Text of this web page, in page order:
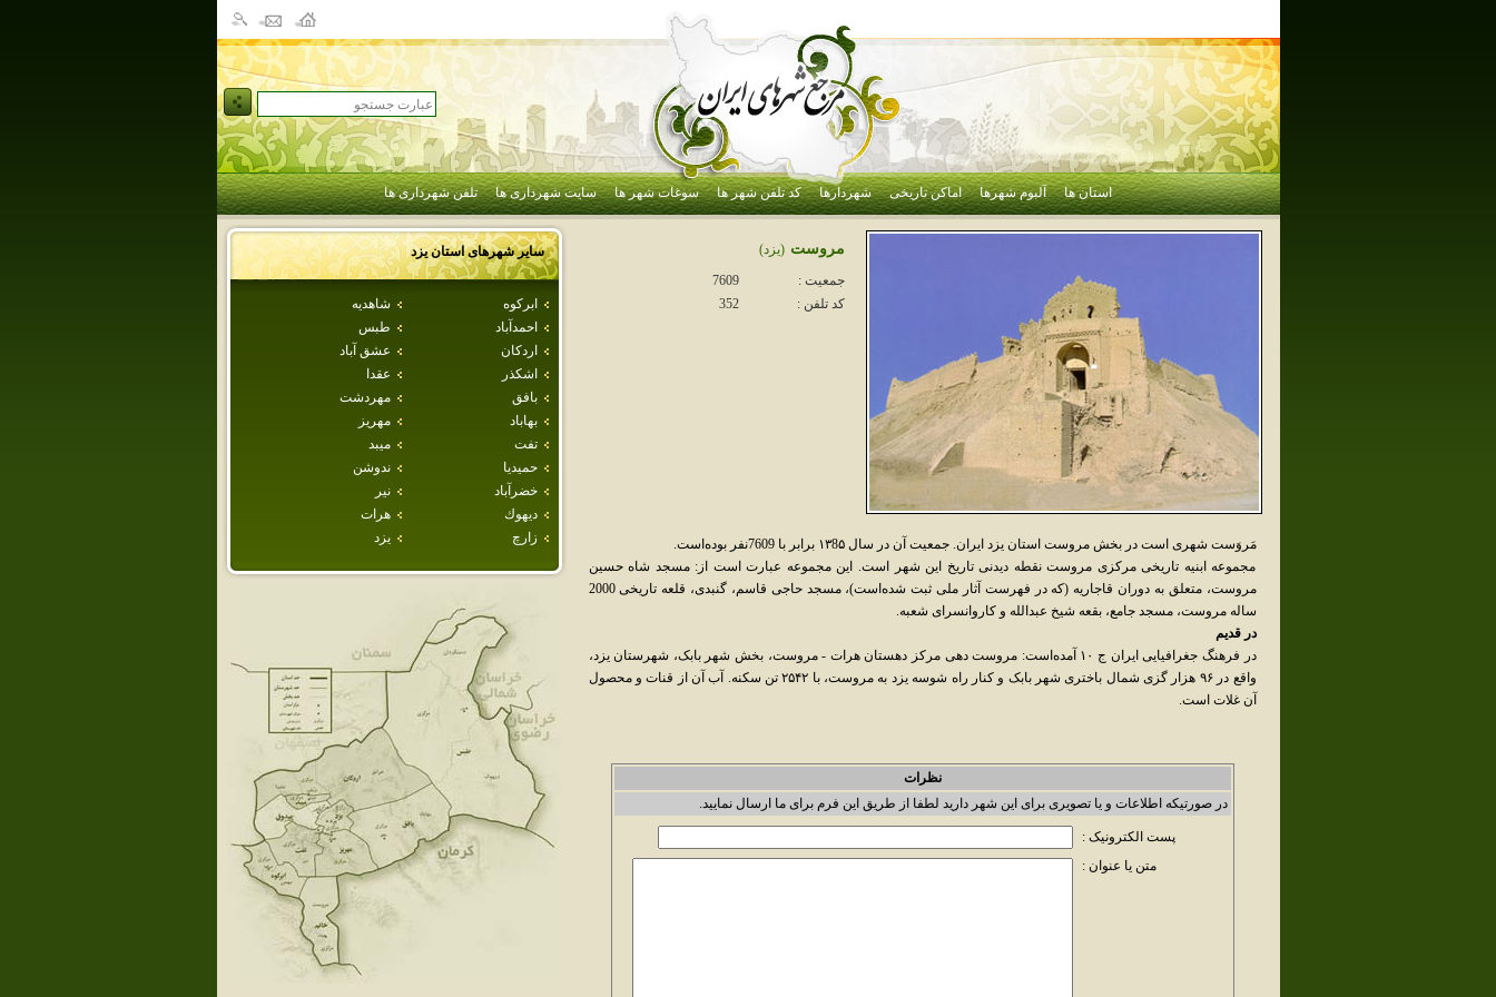
استان ها آلبوم شهرها اماکن تاریخی شهردارها کد تلفن شهر ها سوغات شهر ها سایت شهرداری ها تلفن شهرداری ها
سایر شهرهای استانيزد
ابركوه
شاهديه
احمدآباد
طبس
اردكان
عشق آباد
اشكذر
عقدا
بافق
مهردشت
بهاباد
مهريز
تفت
ميبد
حميديا
ندوشن
خضرآباد
نير
ديهوك
هرات
زارچ
يزد
مروست (يزد)
جمعیت :
7609
کد تلفن :
352
مَروَست شهری است در بخش مروست استان یزد ایران. جمعیت آن در سال ۱۳8۵ برابر با 7609نفر بوده‌است.
مجموعه ابنیه تاریخی مرکزی مروست نقطه دیدنی تاریخ این شهر است. این مجموعه عبارت است از: مسجد شاه حسین
مروست، متعلق به دوران قاجاریه (که در فهرست آثار ملی ثبت شده‌است)، مسجد حاجی قاسم، گنبدی، قلعه تاریخی 2000
ساله مروست، مسجد جامع، بقعه شیخ عبدالله و کاروانسرای شعبه.
در قدیم
در فرهنگ جغرافیایی ایران ج ۱۰ آمده‌است: مروست دهی مرکز دهستان هرات - مروست، بخش شهر بابک، شهرستان یزد،
واقع در ۹۶ هزار گزی شمال باختری شهر بابک و کنار راه شوسه یزد به مروست، با ۲۵۴۲ تن سکنه. آب آن از قنات و محصول
آن غلات است.
نظرات
در صورتیکه اطلاعات و یا تصویری برای این شهر دارید لطفا از طریق این فرم برای ما ارسال نمایید.
پست الکترونیک :
متن یا عنوان :